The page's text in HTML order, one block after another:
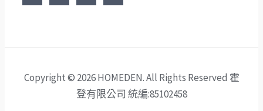
Copyright © 2026 HOMEDEN. All Rights Reserved 霍
登有限公司 統編:85102458